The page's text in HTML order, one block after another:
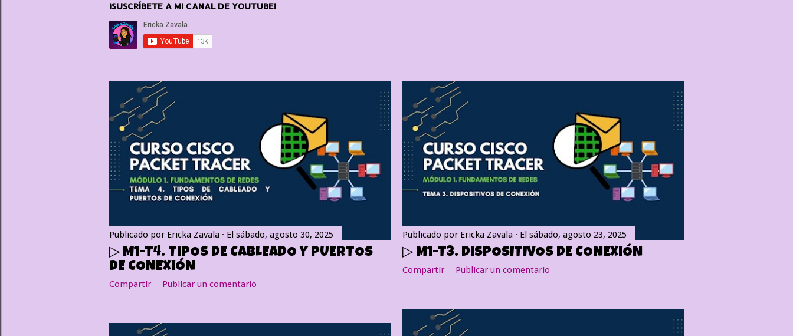
t
r
d
s
¡SUSCRÍBETE A MI CANAL DE YOUTUBE!
Publicado por Ericka Zavala El sábado, agosto 30, 2025
▷ M1-T4. TIPOS DE CABLEADO Y PUERTOS
DE CONEXIÓN
Compartir Publicar un comentario
Publicado por Ericka Zavala El sábado, agosto 23, 2025
▷ M1-T3. DISPOSITIVOS DE CONEXIÓN
Compartir Publicar un comentario